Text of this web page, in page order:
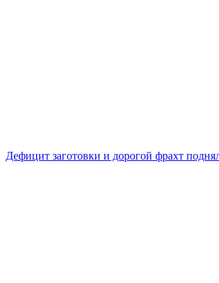
Дефицит заготовки и дорогой фрахт